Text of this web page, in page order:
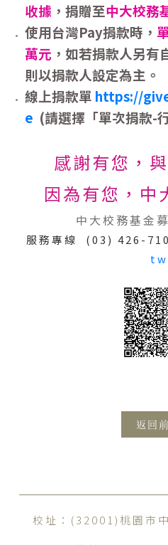
收據 ，捐贈至中大校務
使用台灣Pay捐款時，
萬元 ，如若捐款人另有
則以捐款人設定為主。
線上捐款單 https://
e (請選擇「單次捐款-
感謝有您，
因為有您，中
中大校務基金
服務專線 (03) 426-
tw
返回
校址：(32001)桃園市